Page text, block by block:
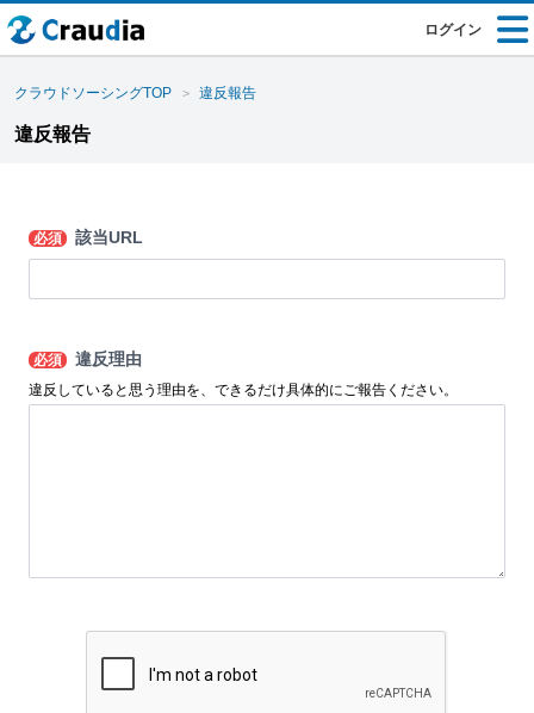
ログイン
クラウドソーシングTOP 違反報告
違反報告
必須 該当URL
必須 違反理由
違反していると思う理由を、できるだけ具体的にご報告ください。